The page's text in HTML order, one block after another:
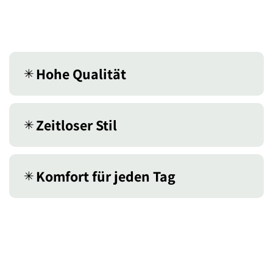
✳︎Hohe Qualität
✳︎Zeitloser Stil
✳︎Komfort für jeden Tag